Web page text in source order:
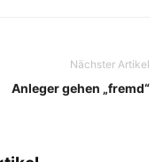
Nächster Artikel
Anleger gehen „fremd“